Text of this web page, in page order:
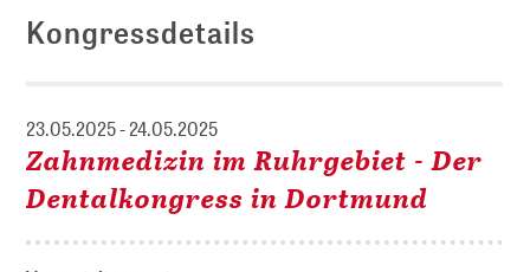
Kongressdetails
23.05.2025 - 24.05.2025
Zahnmedizin im Ruhrgebiet - Der
Dentalkongress in Dortmund